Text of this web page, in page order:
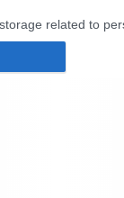
related to
prevention, and